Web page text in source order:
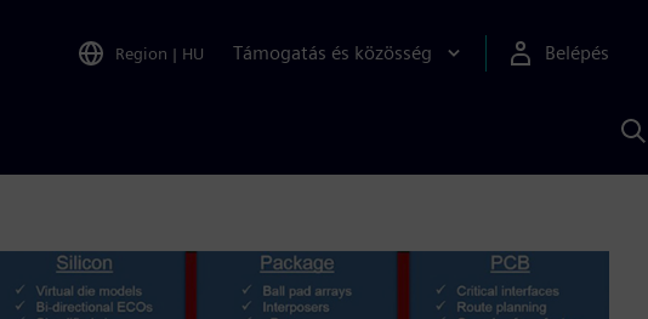
Region | HU Támogatás és közösség Belépés